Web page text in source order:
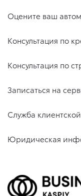
Оцените ваш
Консультация по
Консультация по
Записаться на
Служба
Юридическая